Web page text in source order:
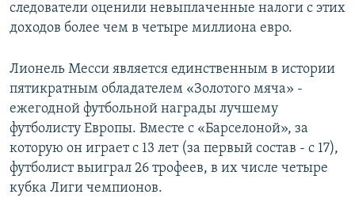
следователи оценили невыплаченные налоги с этих
доходов более чем в четыре миллиона евро.
Лионель Месси является единственным в истории
пятикратным обладателем «Золотого мяча» -
ежегодной футбольной награды лучшему
футболисту Европы. Вместе с «Барселоной», за
которую он играет с 13 лет (за первый состав - с 17),
футболист выиграл 26 трофеев, в их числе четыре
кубка Лиги чемпионов.